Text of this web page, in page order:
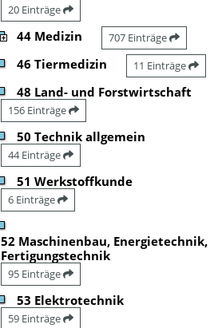
20 Einträge
44 Medizin 707 Einträge
46 Tiermedizin 11 Einträge
48 Land- und Forstwirtschaft
156 Einträge
50 Technik allgemein
44 Einträge
51 Werkstoffkunde
6 Einträge
52 Maschinenbau, Energietechnik,
Fertigungstechnik
95 Einträge
53 Elektrotechnik
59 Einträge